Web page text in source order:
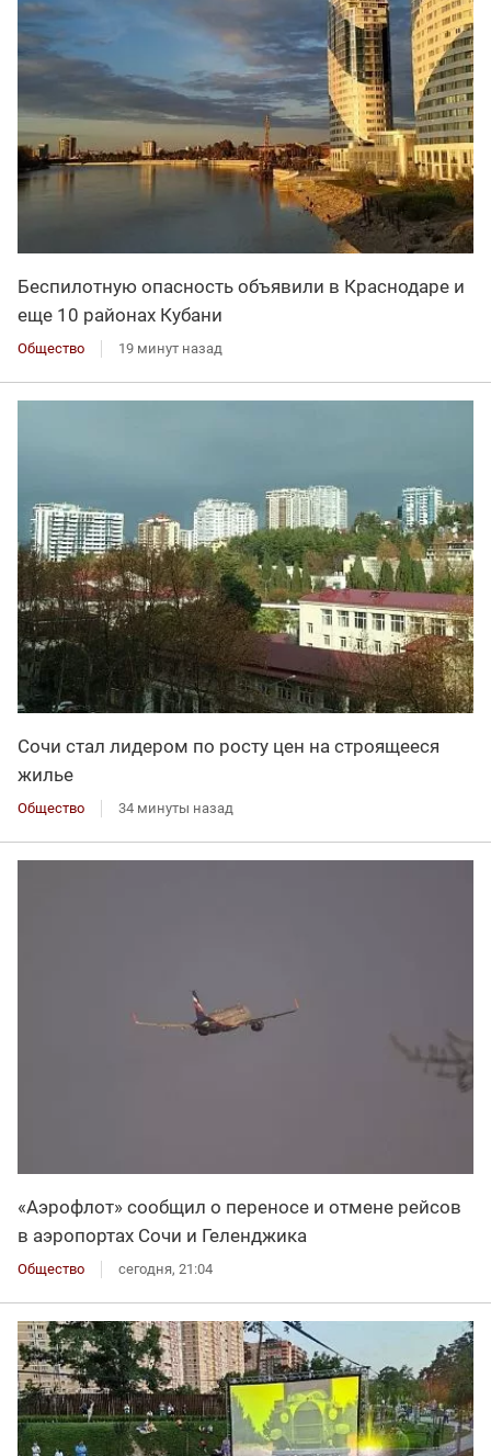
Беспилотную опасность объявили в Краснодаре и
еще 10 районах Кубани
Общество 19 минут назад
Сочи стал лидером по росту цен на строящееся
жилье
Общество 34 минуты назад
«Аэрофлот» сообщил о переносе и отмене рейсов
в аэропортах Сочи и Геленджика
Общество сегодня, 21:04